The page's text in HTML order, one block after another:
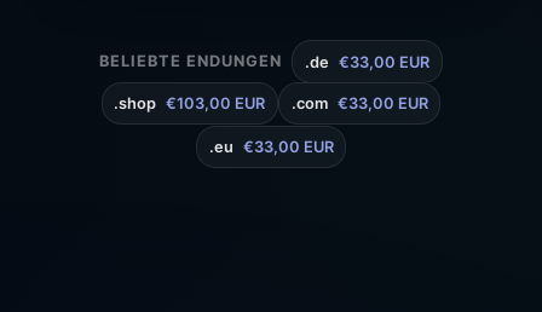
BELIEBTE ENDUNGEN .de €33,00 EUR
.shop €103,00 EUR .com €33,00 EUR
.eu €33,00 EUR